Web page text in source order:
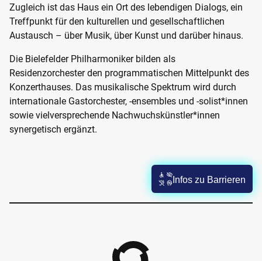
Zugleich ist das Haus ein Ort des lebendigen Dialogs, ein
Treffpunkt für den kulturellen und gesellschaftlichen
Austausch – über Musik, über Kunst und darüber hinaus.
Die Bielefelder Philharmoniker bilden als
Residenzorchester den programmatischen Mittelpunkt des
Konzerthauses. Das musikalische Spektrum wird durch
internationale Gastorchester, -ensembles und -solist*innen
sowie vielversprechende Nachwuchskünstler*innen
synergetisch ergänzt.
Infos zu Barrieren